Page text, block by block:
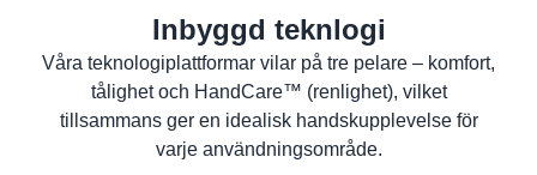
Produktinformation
Tvättanvisningar
Användarinformation
Inbyggd teknlogi
Våra teknologiplattformar vilar på tre pelare – komfort,
tålighet och HandCare™ (renlighet), vilket
tillsammans ger en idealisk handskupplevelse för
varje användningsområde.